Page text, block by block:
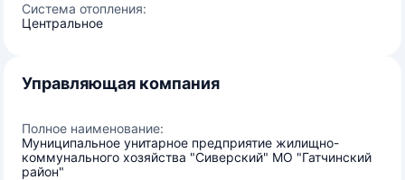
Система отопления:
Центральное
Управляющая компания
Полное наименование:
Муниципальное унитарное предприятие жилищно-
коммунального хозяйства "Сиверский" МО "Гатчинский
район"